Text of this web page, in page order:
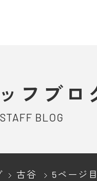
フブロ
STAFF BLOG
古谷 5ページ